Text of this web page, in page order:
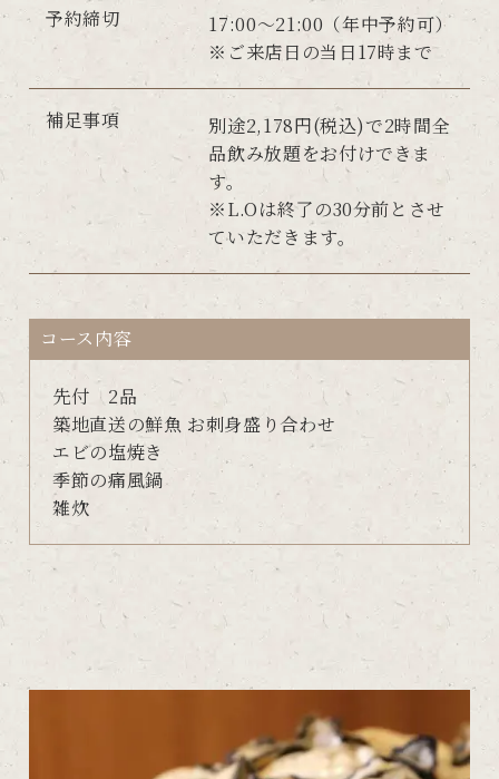
予約締切
17:00～21:00（年中予約可）
※ご来店日の当日17時まで
補足事項
別途2,178円(税込)で2時間全
品飲み放題をお付けできま
す。
※L.Oは終了の30分前とさせ
ていただきます。
コース内容
先付 2品
築地直送の鮮魚 お刺身盛り合わせ
エビの塩焼き
季節の痛風鍋
雑炊